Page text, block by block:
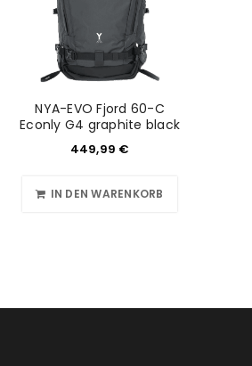
NYA-EVO Fjord 60-C
Econly G4 graphite black
449,99 €
IN DEN WARENKORB